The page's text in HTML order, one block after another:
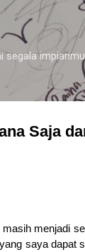
Skip to
segala
Saja
menjadi
saya dapat